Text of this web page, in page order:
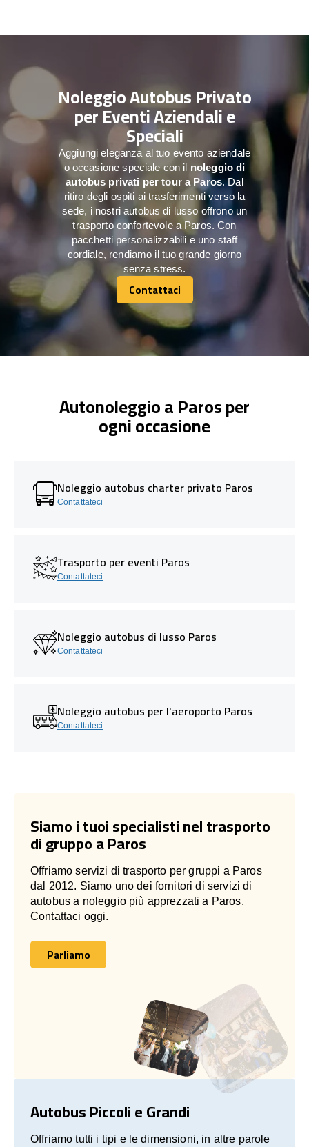
Noleggio Autobus Privato
per Eventi Aziendali e
Speciali
Aggiungi eleganza al tuo evento aziendale
o occasione speciale con il noleggio di
autobus privati per tour a Paros. Dal
ritiro degli ospiti ai trasferimenti verso la
sede, i nostri autobus di lusso offrono un
trasporto confortevole a Paros. Con
pacchetti personalizzabili e uno staff
cordiale, rendiamo il tuo grande giorno
senza stress.
Contattaci
Contattaci
Autonoleggio a Paros per
ogni occasione
Noleggio autobus charter privato Paros
Contattateci
Trasporto per eventi Paros
Contattateci
Noleggio autobus di lusso Paros
Contattateci
Noleggio autobus per l'aeroporto Paros
Contattateci
Siamo i tuoi specialisti nel trasporto
di gruppo a Paros
Offriamo servizi di trasporto per gruppi a Paros
dal 2012. Siamo uno dei fornitori di servizi di
autobus a noleggio più apprezzati a Paros.
Contattaci oggi.
Parliamo
Parliamo
Autobus Piccoli e Grandi
Offriamo tutti i tipi e le dimensioni, in altre parole